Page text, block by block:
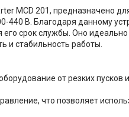
MCD 201, предназначено
440 В. Благодаря данному
срок службы. Оно
и стабильность работы.
от резких пусков
что позволяет